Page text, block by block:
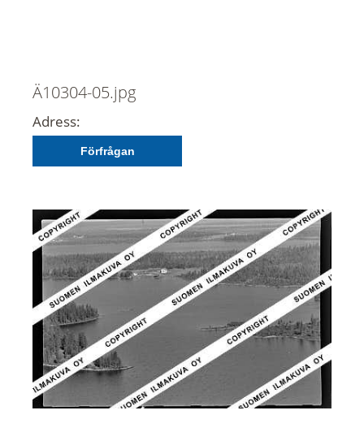
Ä10304-05.jpg
Adress:
Förfrågan